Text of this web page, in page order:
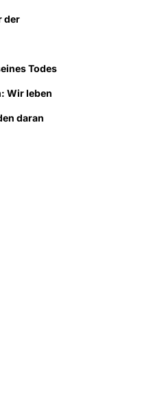
der
Todes
Wir leben
daran